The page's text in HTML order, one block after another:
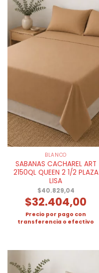
BLANCO
SABANAS CACHAREL ART
2150QL QUEEN 2 1/2 PLAZA
LISA
$40.829,04
$32.404,00
Precio por pago con
transferencia o efectivo